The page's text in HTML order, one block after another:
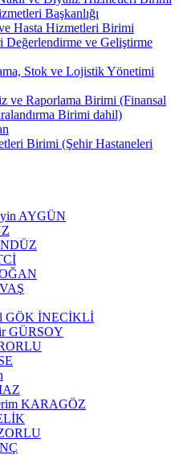
Başkanlığı
Hasta Hizmetleri Birimi
Değerlendirme ve Geliştirme
Stok ve Lojistik Yönetimi
ve Raporlama Birimi (Finansal
Birimi dahil)
Birimi (Şehir Hastaneleri
AYGÜN
GÖK İNECİKLİ
GÜRSOY
KARAGÖZ